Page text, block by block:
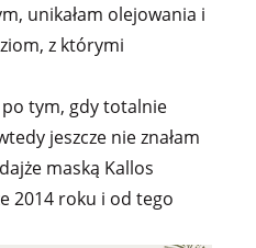
unikałam olejowania i
z którymi
po tym, gdy totalnie
jeszcze nie znałam
maską Kallos
2014 roku i od tego